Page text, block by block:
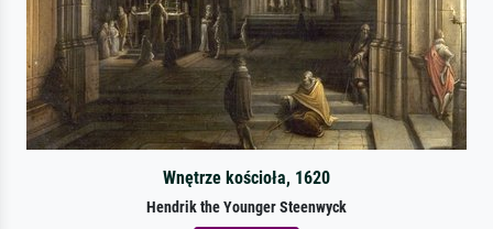
Wnętrze kościoła, 1620
Hendrik the Younger Steenwyck